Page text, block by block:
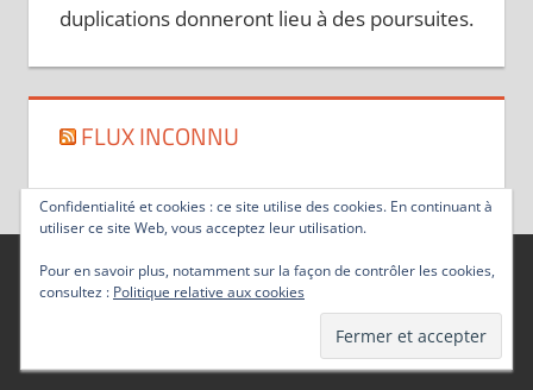
duplications donneront lieu à des poursuites.
FLUX INCONNU
Thème WordPress : Tortuga par ThemeZee.
Confidentialité et cookies : ce site utilise des cookies. En continuant à
utiliser ce site Web, vous acceptez leur utilisation.
Pour en savoir plus, notamment sur la façon de contrôler les cookies,
consultez : Politique relative aux cookies